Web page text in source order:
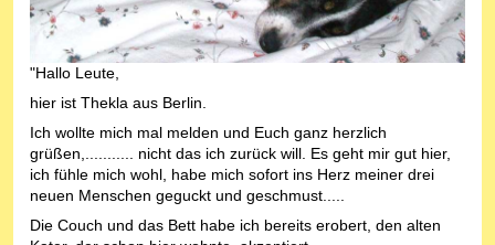
"Hallo Leute,
hier ist Thekla aus Berlin.
Ich wollte mich mal melden und Euch ganz herzlich
grüßen,........... nicht das ich zurück will. Es geht mir gut hier,
ich fühle mich wohl, habe mich sofort ins Herz meiner drei
neuen Menschen geguckt und geschmust.....
Die Couch und das Bett habe ich bereits erobert, den alten